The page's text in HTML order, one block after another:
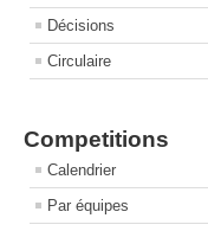
Décisions
Circulaire
Competitions
Calendrier
Par équipes